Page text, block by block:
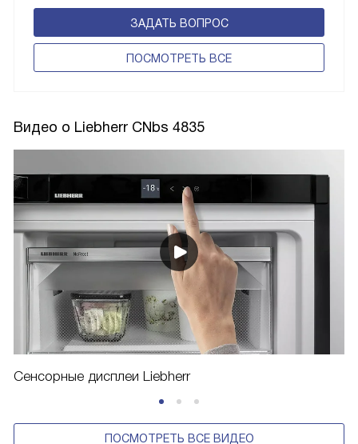
ЗАДАТЬ ВОПРОС
ПОCМОТРЕТЬ ВСЕ
Видео о Liebherr CNbs 4835
Сенсорные дисплеи Liebherr
ПОСМОТРЕТЬ ВСЕ ВИДЕО